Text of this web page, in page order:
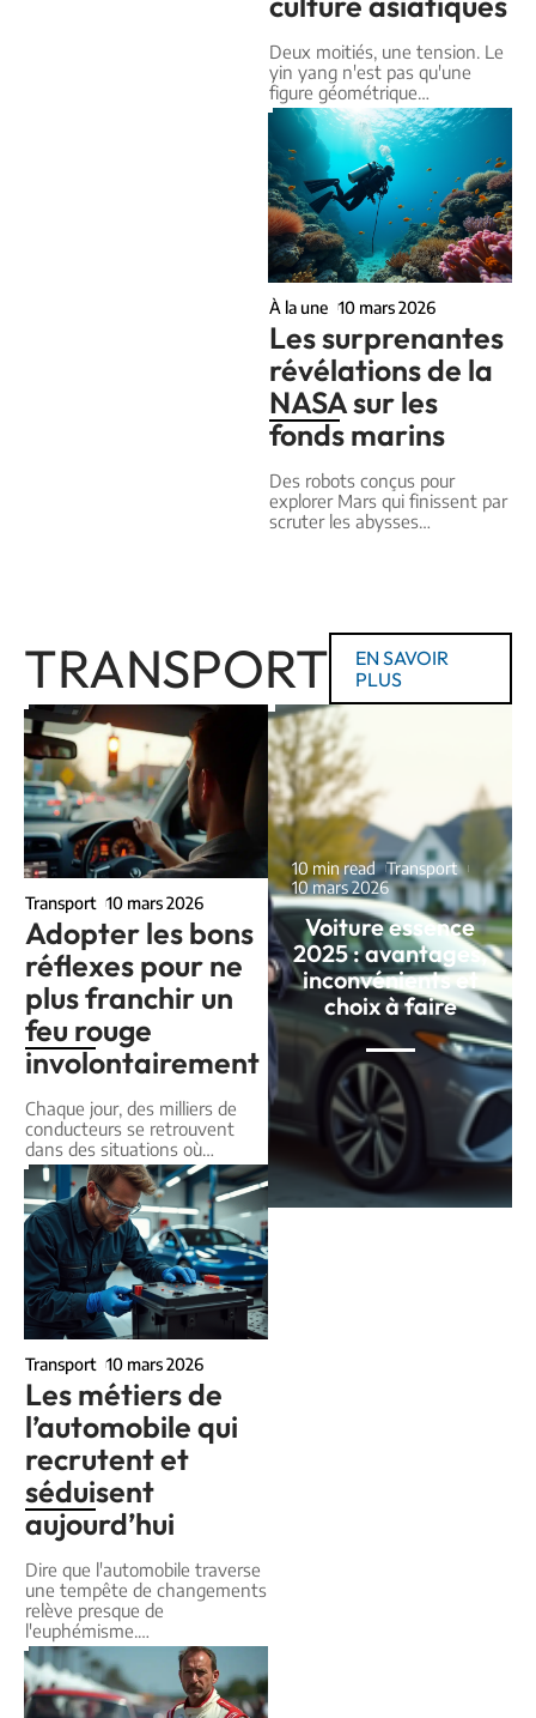
Deux moitiés, une tension. Le
yin yang n'est pas qu'une
figure géométrique…
À la une 10 mars 2026
Les surprenantes
révélations de la
NASA sur les
fonds marins
Des robots conçus pour
explorer Mars qui finissent par
scruter les abysses
TRANSPORT
EN SAVOIR
PLUS
Transport 10 mars 2026
Adopter les bons
réflexes pour ne
plus franchir un
feu rouge
involontairement
Chaque jour, des milliers de
conducteurs se retrouvent
dans des situations où…
Transport 10 mars 2026
Les métiers de
l’automobile qui
recrutent et
séduisent
aujourd’hui
Dire que l'automobile traverse
une tempête de changements
relève presque de
l'euphémisme.…
10 min read Transport
10 mars 2026
Voiture essence
2025 : avantages,
inconvénients et
choix à faire